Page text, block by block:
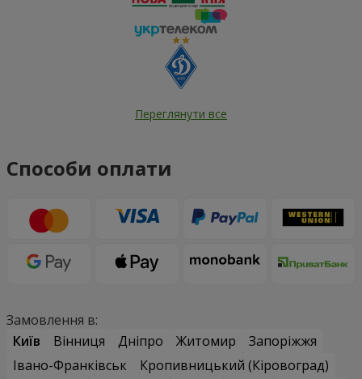
Переглянути все
Способи оплати
Замовлення в:
Київ
Вінниця Дніпро Житомир
Запоріжжя
Івано-Франківськ
Кропивницький (Кіровоград)